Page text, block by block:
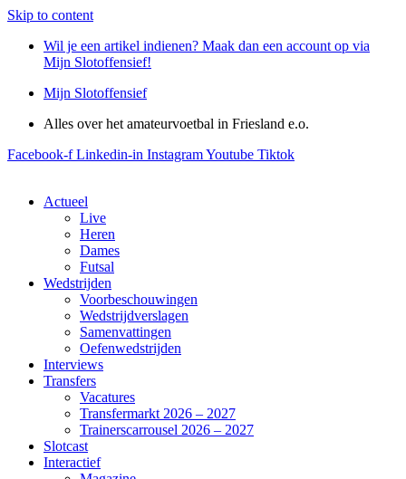
Skip to content
Wil je een artikel indienen? Maak dan een account op via
Mijn Slotoffensief!
Mijn Slotoffensief
Alles over het amateurvoetbal in Friesland e.o.
Facebook-f Linkedin-in InstagramYoutube Tiktok
Actueel
Live
Heren
Dames
Futsal
Wedstrijden
Voorbeschouwingen
Wedstrijdverslagen
Samenvattingen
Oefenwedstrijden
Interviews
Transfers
Vacatures
Transfermarkt 2026 – 2027
Trainerscarrousel 2026 – 2027
Slotcast
Interactief